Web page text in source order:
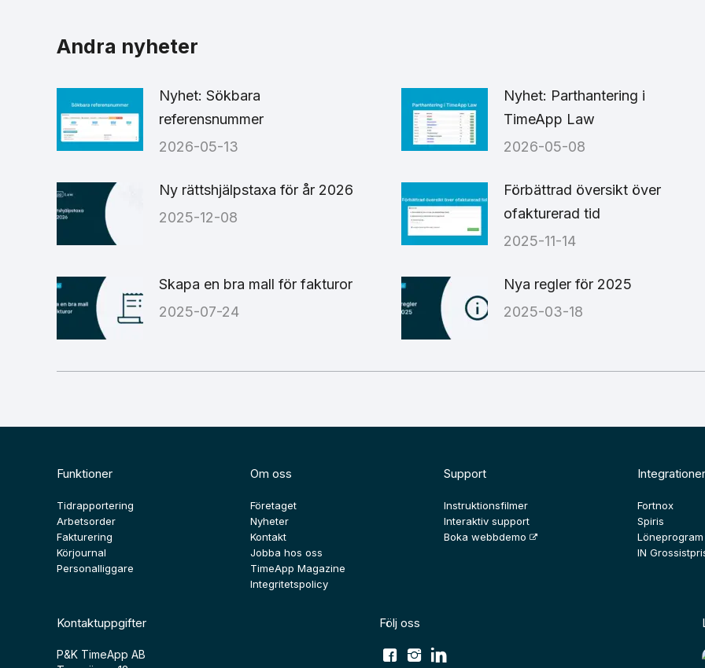
Andra nyheter
Nyhet: Sökbara
referensnummer
2026-05-13
Nyhet: Parthantering i
TimeApp Law
2026-05-08
Ny rättshjälpstaxa för år 2026
2025-12-08
Förbättrad översikt över
ofakturerad tid
2025-11-14
Skapa en bra mall för fakturor
2025-07-24
Nya regler för 2025
2025-03-18
Funktioner
Tidrapportering
Arbetsorder
Fakturering
Körjournal
Personalliggare
Om oss
Företaget
Nyheter
Kontakt
Jobba hos oss
TimeApp Magazine
Integritetspolicy
Support
Instruktionsfilmer
Interaktiv support
Boka webbdemo
Integrationer
Fortnox
Spiris
Löneprogram
IN
Kontaktuppgifter
P&K TimeApp AB
Följ oss